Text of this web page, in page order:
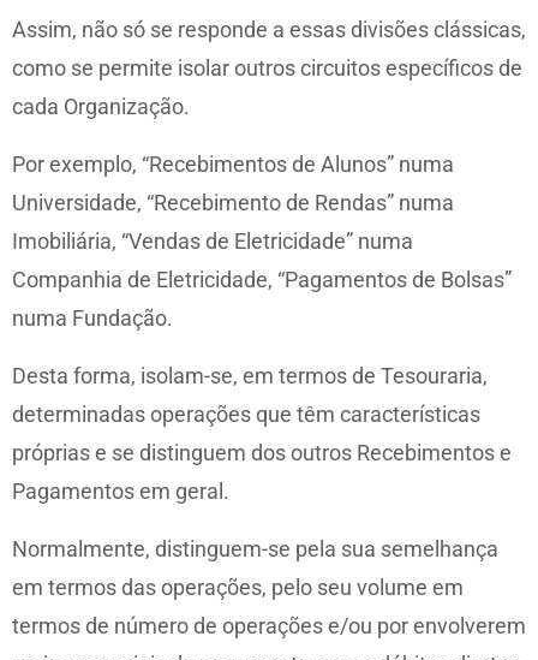
Assim, não só se responde a essas divisões clássicas,
como se permite isolar outros circuitos específicos de
cada Organização.
Por exemplo, “Recebimentos de Alunos” numa
Universidade, “Recebimento de Rendas” numa
Imobiliária, “Vendas de Eletricidade” numa
Companhia de Eletricidade, “Pagamentos de Bolsas”
numa Fundação.
Desta forma, isolam-se, em termos de Tesouraria,
determinadas operações que têm características
próprias e se distinguem dos outros Recebimentos e
Pagamentos em geral.
Normalmente, distinguem-se pela sua semelhança
em termos das operações, pelo seu volume em
termos de número de operações e/ou por envolverem